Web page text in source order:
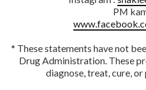
PM
* These statements have not
Drug Administration. These
diagnose, treat, cure, or